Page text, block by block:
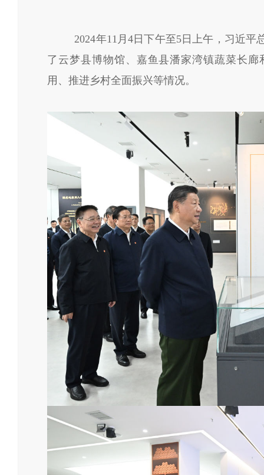
2024年11月4日下午至5日上午，习近平
了云梦县博物馆、嘉鱼县潘家湾镇蔬菜长
用、推进乡村全面振兴等情况。